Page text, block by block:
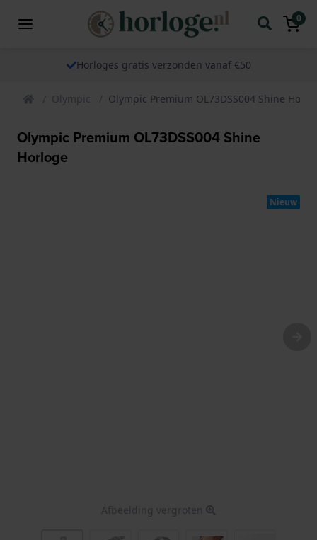
0
Horloges gratis verzonden vanaf €50
Olympic Olympic Premium OL73DSS004 Shine
Olympic Premium OL73DSS004 Shine
Horloge
Nieuw
Afbeelding vergroten